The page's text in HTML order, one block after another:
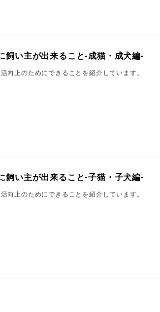
飼い主が出来ること-成猫・成犬編-
向上のためにできることを紹介しています。
飼い主が出来ること-子猫・子犬編-
向上のためにできることを紹介しています。